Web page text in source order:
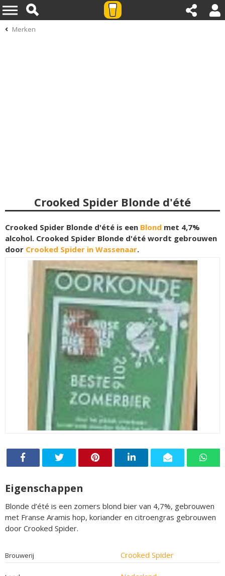
Merken
Crooked Spider Blonde d'été
Crooked Spider Blonde d'été is een Blond met 4,7%
alcohol. Crooked Spider Blonde d'été wordt gebrouwen
door Crooked Spider in Wassenaar.
Eigenschappen
Blonde d’été is een zomers blond bier van 4,7%, gebrouwen
met Franse Aramis hop, koriander en citroengras gebrouwen
door Crooked Spider.
Brouwerij Crooked Spider